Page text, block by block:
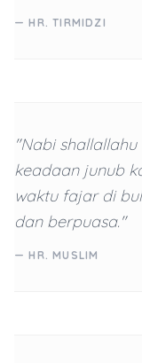
— HR. TIRMIDZI
"Nabi
keadaan junub
waktu fajar di
dan berpuasa."
— HR. MUSLIM